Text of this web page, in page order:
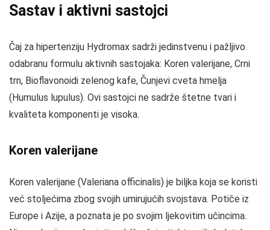
Sastav i aktivni sastojci
Čaj za hipertenziju Hydromax sadrži jedinstvenu i pažljivo
odabranu formulu aktivnih sastojaka: Koren valerijane, Crni
trn, Bioflavonoidi zelenog kafe, Čunjevi cveta hmelja
(Humulus lupulus). Ovi sastojci ne sadrže štetne tvari i
kvaliteta komponenti je visoka.
Koren valerijane
Koren valerijane (Valeriana officinalis) je biljka koja se koristi
već stoljećima zbog svojih umirujućih svojstava. Potiče iz
Europe i Azije, a poznata je po svojim ljekovitim učincima.